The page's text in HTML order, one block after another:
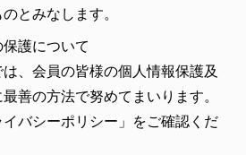
とみなします。
護について
、会員の皆様の個人情報保護及
善の方法で努めてまいります。
バシーポリシー」をご確認くだ